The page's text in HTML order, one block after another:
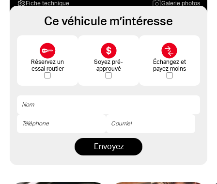
Fiche technique Galerie photos
Ce véhicule m’intéresse
Réservez un
essai routier
Soyez pré-
approuvé
Échangez et
payez moins
Envoyez